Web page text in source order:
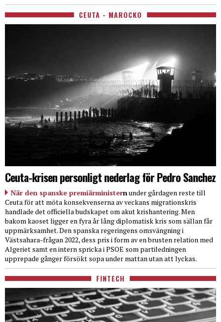
CEUTA - MAROCKO
Ceuta-krisen personligt nederlag för Pedro Sanchez
När den spanske premiärministernunder gårdagen reste till
Ceuta för att möta konsekvenserna av veckans migrationskris
handlade det officiella budskapet om akut krishantering. Men
bakom kaoset ligger en fyra år lång diplomatisk kris som sällan får
uppmärksamhet. Den spanska regeringens omsvängning i
Västsahara-frågan 2022, dess pris i form av en brusten relation med
Algeriet samt en intern spricka i PSOE som partiledningen
upprepade gånger försökt sopa under mattan utan att lyckas.
FINTECH